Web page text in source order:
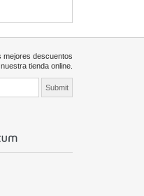
mejores descuentos
tienda online.